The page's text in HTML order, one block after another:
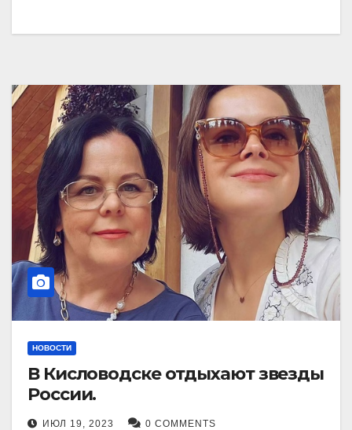
НОВОСТИ
В Кисловодске отдыхают звезды
России.
ИЮЛ 19, 2023 0 COMMENTS